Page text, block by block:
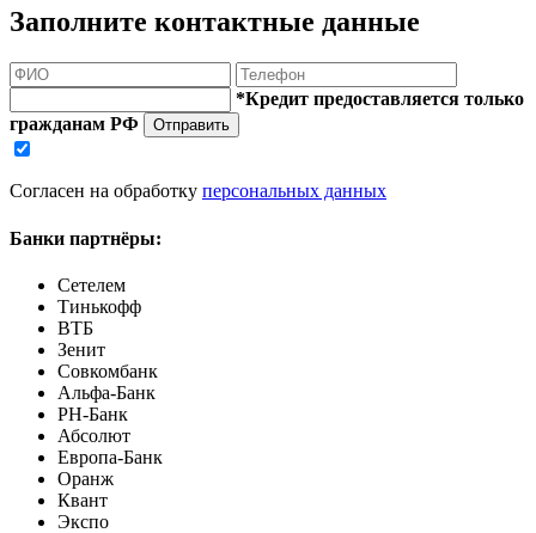
Заполните контактные данные
*Кредит предоставляется только
гражданам РФ
Отправить
Согласен на обработку персональных данных
Банки партнёры:
Сетелем
Тинькофф
ВТБ
Зенит
Совкомбанк
Альфа-Банк
РН-Банк
Абсолют
Европа-Банк
Оранж
Квант
Экспо